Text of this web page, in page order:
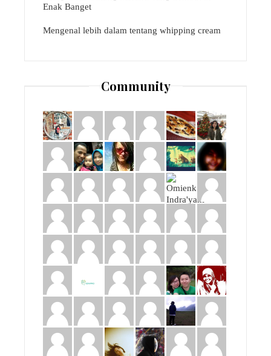
Enak Banget
Mengenal lebih dalam tentang whipping cream
Community